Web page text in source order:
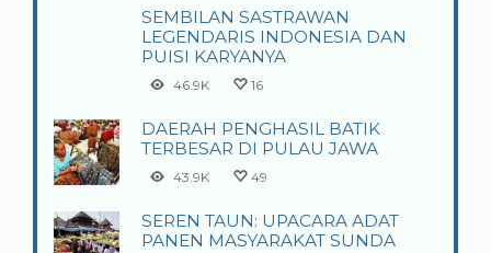
SEMBILAN SASTRAWAN
LEGENDARIS INDONESIA DAN
PUISI KARYANYA
46.9K 16
DAERAH PENGHASIL BATIK
TERBESAR DI PULAU JAWA
43.9K 49
SEREN TAUN: UPACARA ADAT
PANEN MASYARAKAT SUNDA